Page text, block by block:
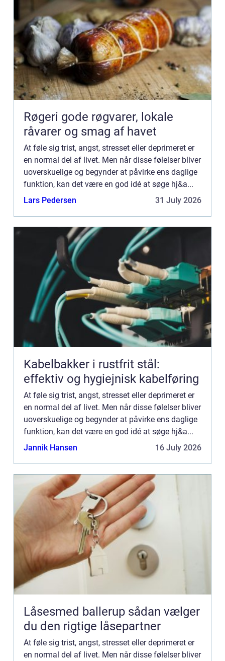
Røgeri gode røgvarer, lokale
råvarer og smag af havet
At føle sig trist, angst, stresset eller deprimeret er
en normal del af livet. Men når disse følelser bliver
uoverskuelige og begynder at påvirke ens daglige
funktion, kan det være en god idé at søge hj&a...
Lars Pedersen
31 July 2026
Kabelbakker i rustfrit stål:
effektiv og hygiejnisk kabelføring
At føle sig trist, angst, stresset eller deprimeret er
en normal del af livet. Men når disse følelser bliver
uoverskuelige og begynder at påvirke ens daglige
funktion, kan det være en god idé at søge hj&a...
Jannik Hansen
16 July 2026
Låsesmed ballerup sådan vælger
du den rigtige låsepartner
At føle sig trist, angst, stresset eller deprimeret er
en normal del af livet. Men når disse følelser bliver